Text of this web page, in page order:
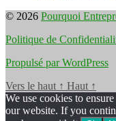
© 2026 Pourquoi
Politique de
Propulsé par WordPress
Vers le haut ↑ Haut ↑
We use cookies to
our website. If you